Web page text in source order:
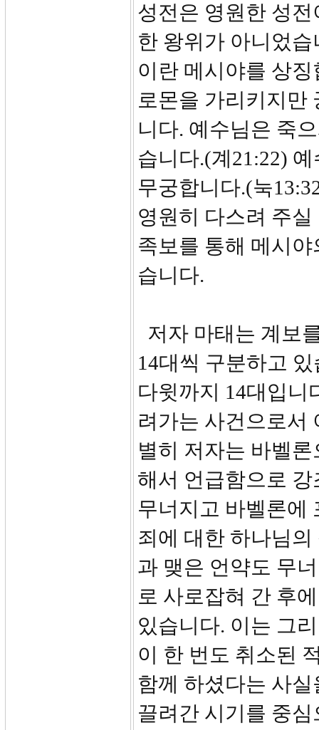
성전은 영원한 성
한 왕위가 아니었
이란 메시야를 상
로몬을 가리키지만
니다. 예수님은 죽
습니다.(계21:22)
무궁합니다.(눅
영원히 다스려 주
족보를 통해 메시
습니다.
저자 마태는 계보
14대씩 구분하고
다윗까지 14대입니
려가는 사건으로서
별히 저자는 바벨
해서 언급함으로
무너지고 바벨론에
죄에 대한 하나님
과 맺은 언약도 무
로 사로잡혀 간 후
있습니다. 이는 그
이 한 번도 취소된
함께 하셨다는 사
끌려간 시기를 중